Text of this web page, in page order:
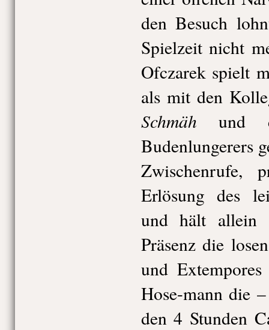
den Besuch
Spielzeit nicht
Ofczarek spielt
als mit den
Schmäh und
Budenlungerers
Zwischenrufe,
Erlösung des
und hält allein
Präsenz die
und
Hose-mann die
den 4 Stunden